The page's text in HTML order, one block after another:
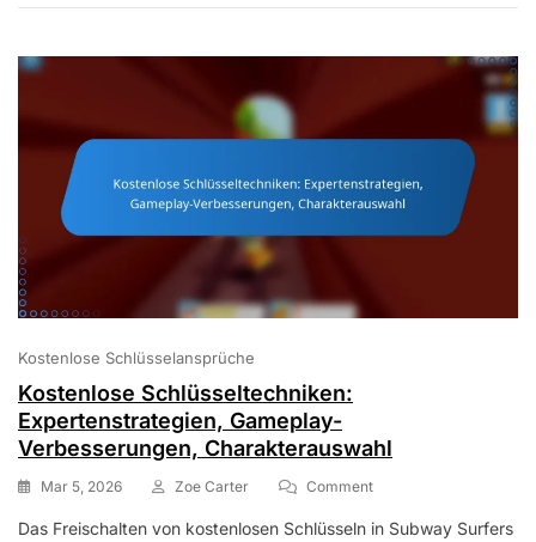
Optimieren,
Vermeiden
Kostenlose Schlüsselansprüche
Kostenlose Schlüsseltechniken:
Expertenstrategien, Gameplay-
Verbesserungen, Charakterauswahl
Mar 5, 2026 Zoe Carter CommentOn
Schlüsseltechniken:
Das Freischalten von kostenlosen Schlüsseln in Subway Surfers